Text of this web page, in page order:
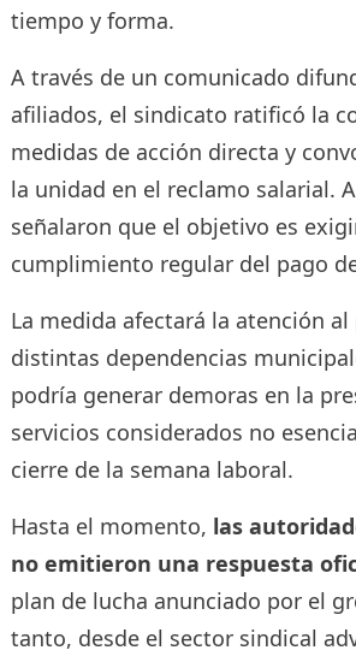
tiempo y forma.
A través de un comunicado
afiliados, el sindicato ratificó la
medidas de acción directa y
la unidad en el reclamo salarial.
señalaron que el objetivo es
cumplimiento regular del pago
La medida afectará la atención
distintas dependencias
podría generar demoras en la
servicios considerados no
cierre de la semana laboral.
Hasta el momento, las
no emitieron una respuesta
plan de lucha anunciado por el
tanto, desde el sector sindical